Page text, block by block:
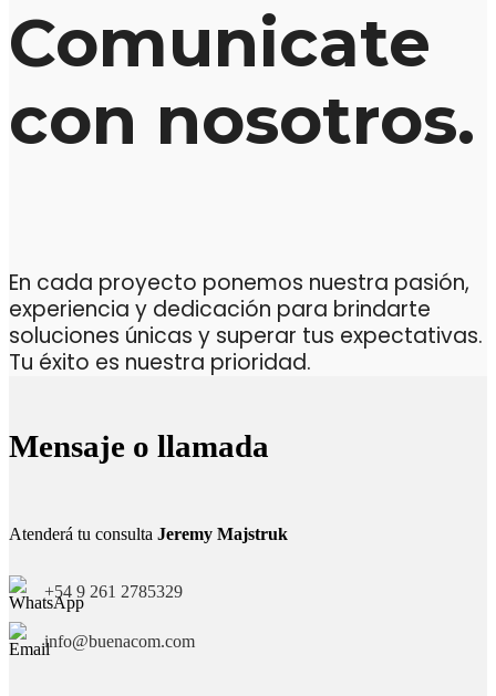
Comunicate
con nosotros.
En cada proyecto ponemos nuestra pasión,
experiencia y dedicación para brindarte
soluciones únicas y superar tus expectativas.
Tu éxito es nuestra prioridad.
Mensaje o llamada
Atenderá tu consulta Jeremy Majstruk
+54 9 261 2785329
info@buenacom.com